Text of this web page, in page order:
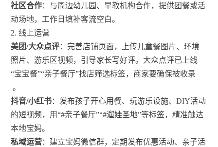
社区合作：与周边幼儿园、早教机构合作，提供团餐或活
动场地，工作日填补客流空白。
2. 线上运营
美团/大众点评：完善店铺页面，上传儿童餐图片、环境
照片、游乐区视频，引导家长写好评。大众点评已上线
“宝宝餐”“亲子餐厅”找店筛选标签，商家要确保被收录
。
抖音/小红书：发布孩子开心用餐、玩游乐设施、DIY活动
的短视频，用“#亲子餐厅”“#遛娃圣地”等标签，精准触达
本地宝妈。
私域运营：建立宝妈微信群，定期发布优惠活动、亲子活